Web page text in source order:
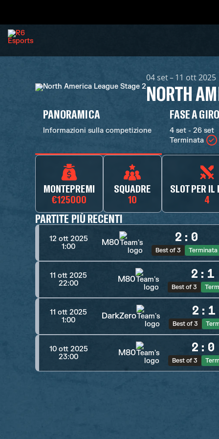
04 set – 11 ott 2025
NORTH
PANORAMICA
Informazioni sulla competizione
FASE A
4 set - 26 set
Terminata
MONTEPREMI
€125000
SQUADRE
10
SLOT PER IL
4
PARTITE PIÙ RECENTI
12 ott 2025
1:00
M80 2 : 0
Best of 3 Terminata
11 ott 2025
22:00
M80 2 : 1
Best of 3
11 ott 2025
1:00
DarkZero 2 : 1
Best of 3
10 ott 2025
23:00
M80 2 : 0
Best of 3